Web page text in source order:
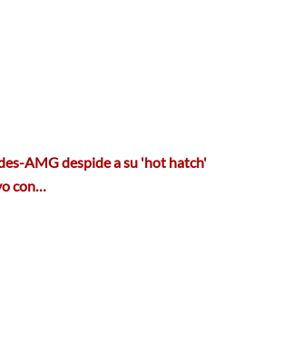
AMG despide a su 'hot hatch'
con…